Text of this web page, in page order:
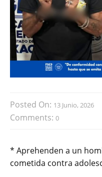
Posted On: 13 Junio, 2026
Comments: 0
* Aprehenden a un
cometida contra